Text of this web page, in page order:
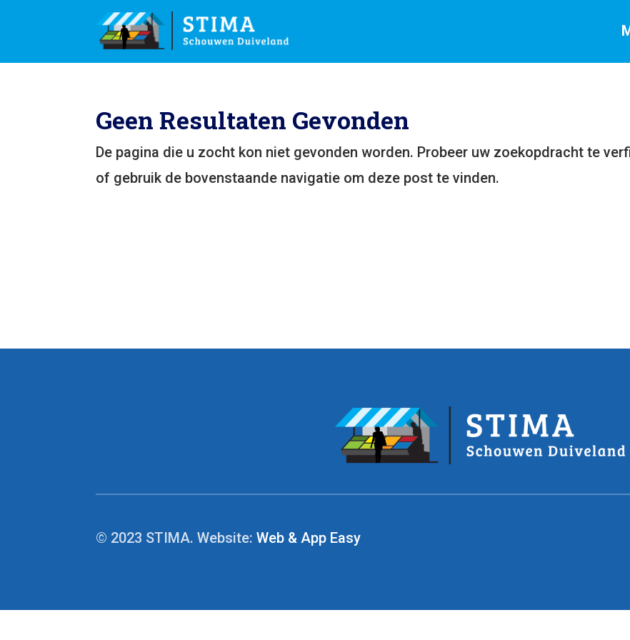
Geen Resultaten Gevonden
De pagina die u zocht kon niet gevonden worden. Probeer uw zoekopdracht te
of gebruik de bovenstaande navigatie om deze post te vinden.
© 2023 STIMA. Website:Web & App Easy